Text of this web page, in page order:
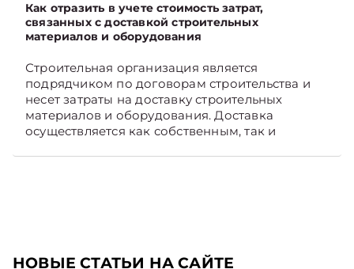
Как отразить в учете стоимость затрат,
связанных с доставкой строительных
материалов и оборудования
Строительная организация является
подрядчиком по договорам строительства и
несет затраты на доставку строительных
материалов и оборудования. Доставка
осуществляется как собственным, так и
НОВЫЕ СТАТЬИ НА САЙТЕ